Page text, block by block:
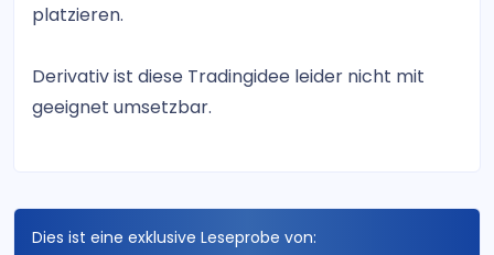
platzieren.
Derivativ ist diese Tradingidee leider nicht mit
geeignet umsetzbar.
Dies ist eine exklusive Leseprobe von: